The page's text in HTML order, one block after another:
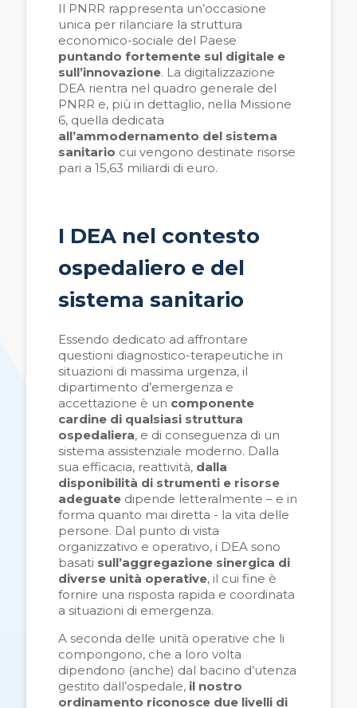
Il PNRR rappresenta un’occasione
unica per rilanciare la struttura
economico-sociale del Paese
puntando fortemente sul digitale e
sull’innovazione. La digitalizzazione
DEA rientra nel quadro generale del
PNRR e, più in dettaglio, nella Missione
6, quella dedicata
all’ammodernamento del sistema
sanitario cui vengono destinate risorse
pari a 15,63 miliardi di euro.
I DEA nel contesto
ospedaliero e del
sistema sanitario
Essendo dedicato ad affrontare
questioni diagnostico-terapeutiche in
situazioni di massima urgenza, il
dipartimento d’emergenza e
accettazione è un componente
cardine di qualsiasi struttura
ospedaliera, e di conseguenza di un
sistema assistenziale moderno. Dalla
sua efficacia, reattività, dalla
disponibilità di strumenti e risorse
adeguate dipende letteralmente – e in
forma quanto mai diretta - la vita delle
persone. Dal punto di vista
organizzativo e operativo, i DEA sono
basati sull’aggregazione sinergica di
diverse unità operative, il cui fine è
fornire una risposta rapida e coordinata
a situazioni di emergenza.
A seconda delle unità operative che li
compongono, che a loro volta
dipendono (anche) dal bacino d’utenza
gestito dall’ospedale, il nostro
ordinamento riconosce due livelli di